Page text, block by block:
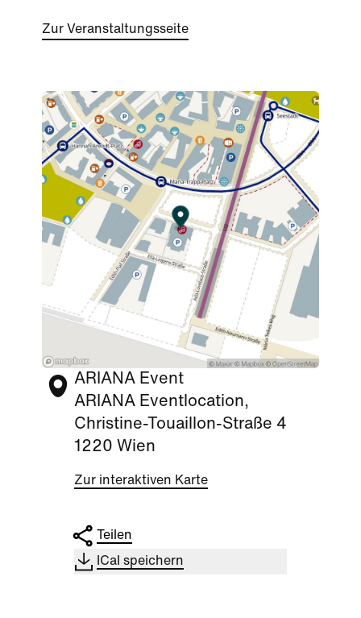
ARIANA Event
ARIANA Eventlocation,
Christine-Touaillon-Straße 4
1220 Wien
Zur interaktiven Karte
Teilen
ICal speichern
Zur Veranstaltungsseite